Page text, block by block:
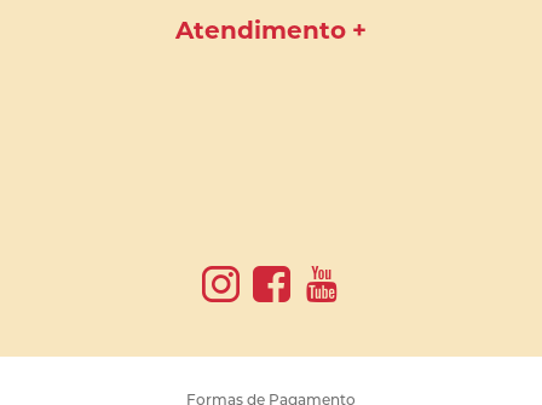
Atendimento
Formas de Pagamento